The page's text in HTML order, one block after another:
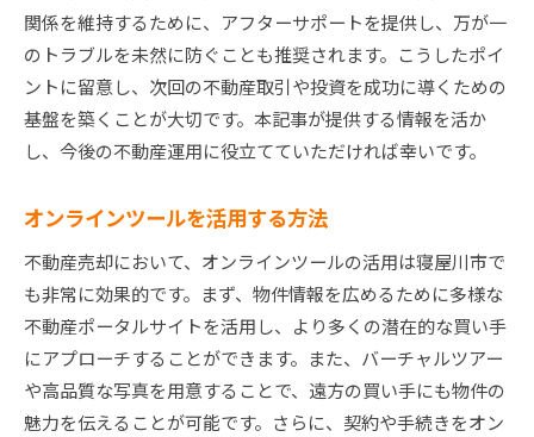
関係を維持するために、アフターサポートを提供し、万が一
のトラブルを未然に防ぐことも推奨されます。こうしたポイ
ントに留意し、次回の不動産取引や投資を成功に導くための
基盤を築くことが大切です。本記事が提供する情報を活か
し、今後の不動産運用に役立てていただければ幸いです。
オンラインツールを活用する方法
不動産売却において、オンラインツールの活用は寝屋川市で
も非常に効果的です。まず、物件情報を広めるために多様な
不動産ポータルサイトを活用し、より多くの潜在的な買い手
にアプローチすることができます。また、バーチャルツアー
や高品質な写真を用意することで、遠方の買い手にも物件の
魅力を伝えることが可能です。さらに、契約や手続きをオン